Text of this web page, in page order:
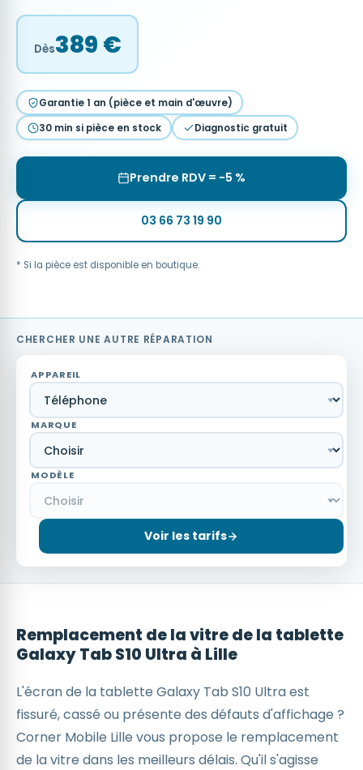
Dès389 €
Garantie 1 an (pièce et main d'œuvre)
30 min si pièce en stock
Diagnostic gratuit
Prendre RDV = −5 %
03 66 73 19 90
* Si la pièce est disponible en boutique.
CHERCHER UNE AUTRE RÉPARATION
APPAREIL
MARQUE
MODÈLE
Voir les tarifs
Remplacement de la vitre de la tablette
Galaxy Tab S10 Ultra à Lille
L'écran de la tablette Galaxy Tab S10 Ultra est
fissuré, cassé ou présente des défauts d'affichage ?
Corner Mobile Lille vous propose le remplacement
de la vitre dans les meilleurs délais. Qu'il s'agisse